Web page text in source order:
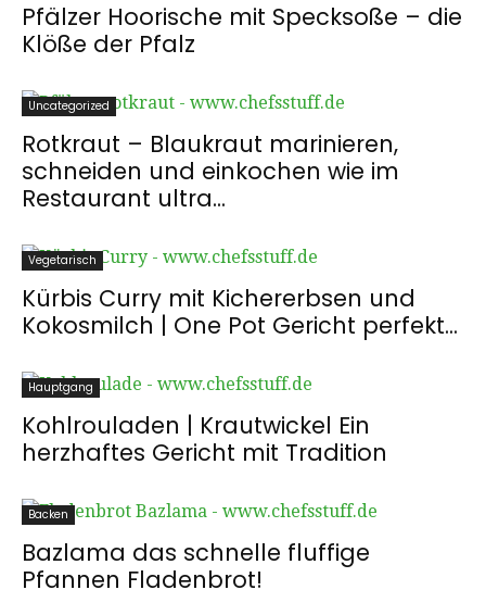
Pfälzer Hoorische mit Specksoße – die
Klöße der Pfalz
Uncategorized
Rotkraut – Blaukraut marinieren,
schneiden und einkochen wie im
Restaurant ultra...
Vegetarisch
Kürbis Curry mit Kichererbsen und
Kokosmilch | One Pot Gericht perfekt...
Hauptgang
Kohlrouladen | Krautwickel Ein
herzhaftes Gericht mit Tradition
Backen
Bazlama das schnelle fluffige
Pfannen Fladenbrot!